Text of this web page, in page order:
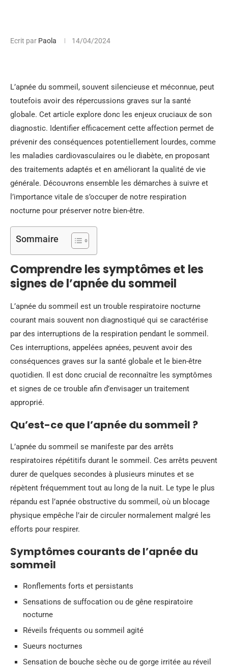
Ecrit par Paola 14/04/2024
L’apnée du sommeil, souvent silencieuse et méconnue, peut
toutefois avoir des répercussions graves sur la santé
globale. Cet article explore donc les enjeux cruciaux de son
diagnostic. Identifier efficacement cette affection permet de
prévenir des conséquences potentiellement lourdes, comme
les maladies cardiovasculaires ou le diabète, en proposant
des traitements adaptés et en améliorant la qualité de vie
générale. Découvrons ensemble les démarches à suivre et
l’importance vitale de s’occuper de notre respiration
nocturne pour préserver notre bien-être.
Sommaire
Comprendre les symptômes et les
signes de l’apnée du sommeil
L’apnée du sommeil est un trouble respiratoire nocturne
courant mais souvent non diagnostiqué qui se caractérise
par des interruptions de la respiration pendant le sommeil.
Ces interruptions, appelées apnées, peuvent avoir des
conséquences graves sur la santé globale et le bien-être
quotidien. Il est donc crucial de reconnaître les symptômes
et signes de ce trouble afin d’envisager un traitement
approprié.
Qu’est-ce que l’apnée du sommeil ?
L’apnée du sommeil se manifeste par des arrêts
respiratoires répétitifs durant le sommeil. Ces arrêts peuvent
durer de quelques secondes à plusieurs minutes et se
répètent fréquemment tout au long de la nuit. Le type le plus
répandu est l’apnée obstructive du sommeil, où un blocage
physique empêche l’air de circuler normalement malgré les
efforts pour respirer.
Symptômes courants de l’apnée du
sommeil
Ronflements forts et persistants
Sensations de suffocation ou de gêne respiratoire
nocturne
Réveils fréquents ou sommeil agité
Sueurs nocturnes
Sensation de bouche sèche ou de gorge irritée au réveil